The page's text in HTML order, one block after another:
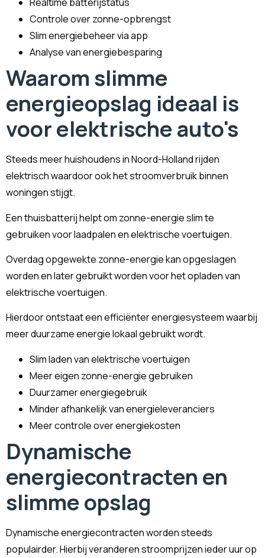
Controle over zonne-opbrengst
Slim energiebeheer via app
Analyse van energiebesparing
Waarom slimme
energieopslag ideaal is
voor elektrische auto's
Steeds meer huishoudens in Noord-Holland rijden
elektrisch waardoor ook het stroomverbruik binnen
woningen stijgt.
Een thuisbatterij helpt om zonne-energie slim te
gebruiken voor laadpalen en elektrische voertuigen.
Overdag opgewekte zonne-energie kan opgeslagen
worden en later gebruikt worden voor het opladen van
elektrische voertuigen.
Hierdoor ontstaat een efficiënter energiesysteem waarbij
meer duurzame energie lokaal gebruikt wordt.
Slim laden van elektrische voertuigen
Meer eigen zonne-energie gebruiken
Duurzamer energiegebruik
Minder afhankelijk van energieleveranciers
Meer controle over energiekosten
Dynamische
energiecontracten en
slimme opslag
Dynamische energiecontracten worden steeds
populairder. Hierbij veranderen stroomprijzen ieder uur op